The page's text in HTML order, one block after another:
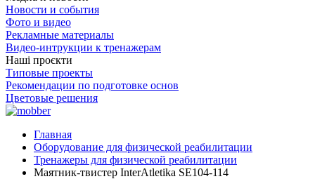
Новости и события
Фото и видео
Рекламные материалы
Видео-интрукции к тренажерам
Наші проєкти
Типовые проекты
Рекомендации по подготовке основ
Цветовые решения
Главная
Оборудование для физической реабилитации
Тренажеры для физической реабилитации
Маятник-твистер InterAtletika SE104-114